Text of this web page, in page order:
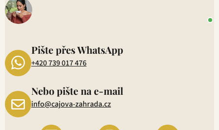
Pište přes WhatsApp
+420 739 017 476
Nebo pište na e-mail
info@cajova-zahrada.cz